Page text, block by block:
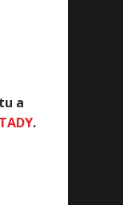
a
TADY.